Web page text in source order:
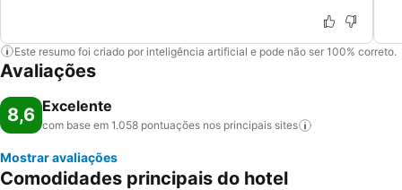
Este resumo foi criado por inteligência artificial e pode não ser 100% correto.
Avaliações
8,6 Excelente
com base em 1.058 pontuações nos principais sites
Mostrar avaliações
Comodidades principais do hotel